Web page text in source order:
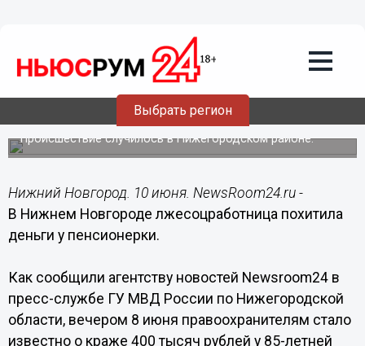
Выбрать регион
В Нижнем Новгороде
лжесоцработница похитила деньги у
Происшествие случилось в Нижегородском районе.
Нижний Новгород. 10 июня. NewsRoom24.ru -
В Нижнем Новгороде лжесоцработница похитила
деньги у пенсионерки.
Как сообщили агентству новостей Newsroom24 в
пресс-службе ГУ МВД России по Нижегородской
области, вечером 8 июня правоохранителям стало
известно о краже 400 тысяч рублей у 85-летней